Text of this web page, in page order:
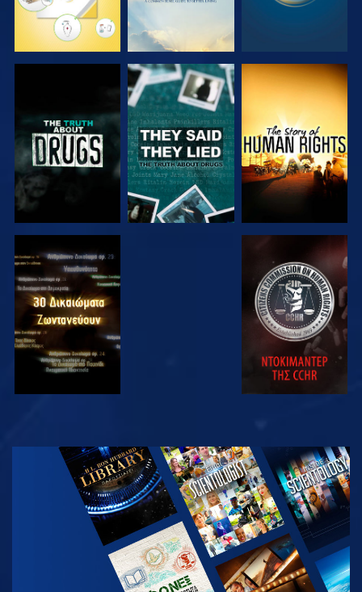
ΠΑΡΑΚΟΛΟΥΘΗΣΤΕ ΠΑΡΑΚΟΛΟΥΘΗΣΤΕ ΠΑΡΑΚΟΛΟΥΘΗΣΤΕ
ΠΑΡΑΚΟΛΟΥΘΗΣΤΕ ΠΑΡΑΚΟΛΟΥΘΗΣΤΕ
ΠΑΡΑΚΟΛΟΥΘΗΣΤΕ
ΕΞΕΡΕΥΝΗΣΤΕ
ΤΗ ΣΕΙΡΑ